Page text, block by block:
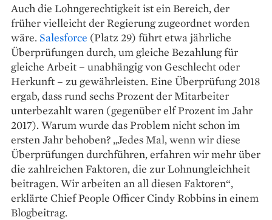
Auch die Lohngerechtigkeit ist ein ­Bereich, der
früher vielleicht der Regierung ­zugeordnet worden
wäre. Salesforce (Platz 29) führt etwa jährliche
Überprüfungen durch, um gleiche ­Bezahlung für
gleiche Arbeit – unabhängig von Geschlecht oder
Herkunft – zu gewährleisten. Eine Überprüfung 2018
ergab, dass rund sechs Prozent der Mitarbeiter
unterbezahlt waren (gegenüber elf Prozent im Jahr
2017). Warum wurde das Problem nicht schon im
ersten Jahr ­behoben? „Jedes Mal, wenn wir diese
Überprüfungen ­durchführen, erfahren wir mehr über
die zahlreichen Faktoren, die zur Lohnungleichheit
beitragen. Wir arbeiten an all diesen Faktoren“,
erklärte Chief People Officer Cindy Robbins in einem
Blogbeitrag.